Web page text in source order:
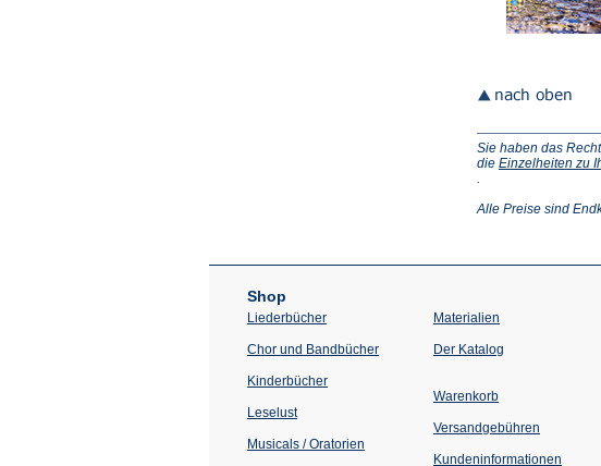
Sie haben das
die Einzelheiten zu
einem
.
Alle Preise sind
Shop
Liederbücher
Chor und Bandbücher
Kinderbücher
Leselust
Musicals / Oratorien
Materialien
Der Katalog
Warenkorb
Versandgebühren
Kundeninformationen